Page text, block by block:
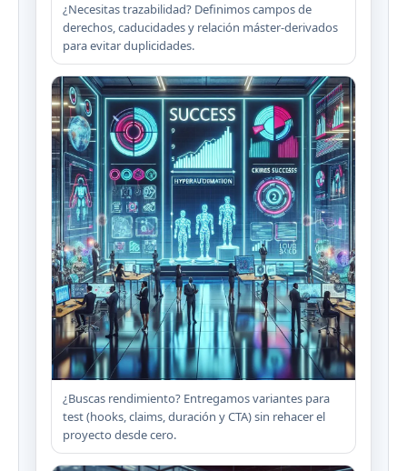
¿Necesitas trazabilidad? Definimos campos de
derechos, caducidades y relación máster-derivados
para evitar duplicidades.
¿Buscas rendimiento? Entregamos variantes para
test (hooks, claims, duración y CTA) sin rehacer el
proyecto desde cero.